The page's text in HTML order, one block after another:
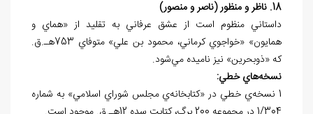
18. ناظر و منظور (ناصر و منصور)
داستاني منظوم است از عشق عرفاني به تقليد از «هماي و
همايون» «خواجوي کرماني، محمود بن علي» متوفاي 753هـ.ق.
که «ذوبحرين» نيز ناميده مي‌شود.
نسخههاي خطي:
1 نسخه‌ي خطي در «کتابخانه‌ي مجلس شوراي اسلامي» به شماره